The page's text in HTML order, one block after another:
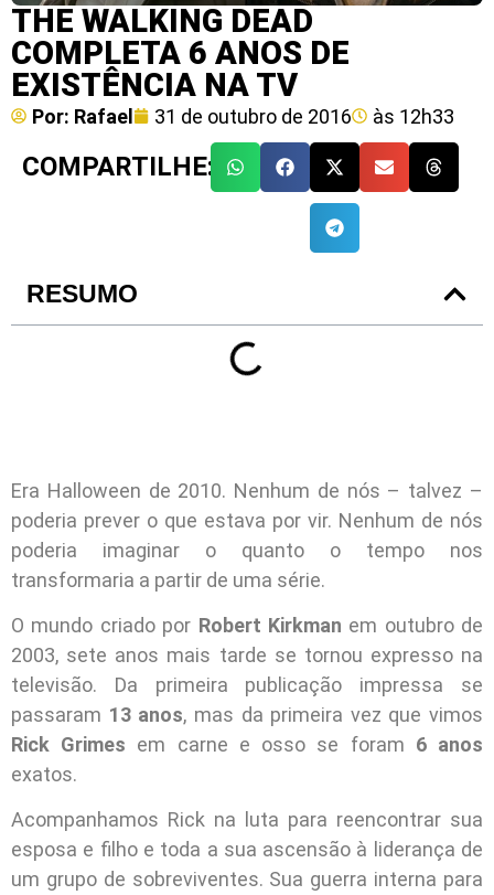
THE WALKING DEAD
COMPLETA 6 ANOS DE
EXISTÊNCIA NA TV
Por: Rafael 31 de outubro de 2016 às 12h33
COMPARTILHE:
RESUMO
Era Halloween de 2010. Nenhum de nós – talvez –
poderia prever o que estava por vir. Nenhum de nós
poderia imaginar o quanto o tempo nos
transformaria a partir de uma série.
O mundo criado por Robert Kirkman em outubro de
2003, sete anos mais tarde se tornou expresso na
televisão. Da primeira publicação impressa se
passaram 13 anos, mas da primeira vez que vimos
Rick Grimes em carne e osso se foram 6 anos
exatos.
Acompanhamos Rick na luta para reencontrar sua
esposa e filho e toda a sua ascensão à liderança de
um grupo de sobreviventes. Sua guerra interna para